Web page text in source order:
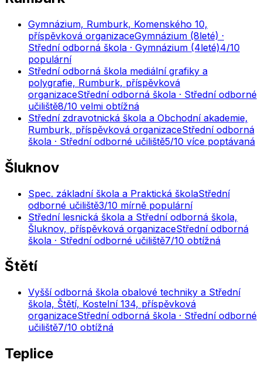
Gymnázium, Rumburk, Komenského 10,
příspěvková organizaceGymnázium (8leté) ·
Střední odborná škola · Gymnázium (4leté)4/10
populární
Střední odborná škola mediální grafiky a
polygrafie, Rumburk, příspěvková
organizaceStřední odborná škola · Střední odborné
učiliště8/10 velmi obtížná
Střední zdravotnická škola a Obchodní akademie,
Rumburk, příspěvková organizaceStřední odborná
škola · Střední odborné učiliště5/10 více poptávaná
Šluknov
Spec. základní škola a Praktická školaStřední
odborné učiliště3/10 mírně populární
Střední lesnická škola a Střední odborná škola,
Šluknov, příspěvková organizaceStřední odborná
škola · Střední odborné učiliště7/10 obtížná
Štětí
Vyšší odborná škola obalové techniky a Střední
škola, Štětí, Kostelní 134, příspěvková
organizaceStřední odborná škola · Střední odborné
učiliště7/10 obtížná
Teplice